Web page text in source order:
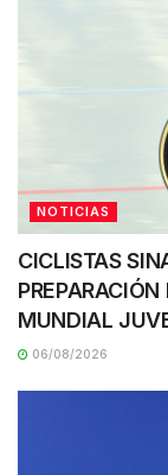
NOTICIAS
CICLISTAS
MUNDIAL
06/08/2026